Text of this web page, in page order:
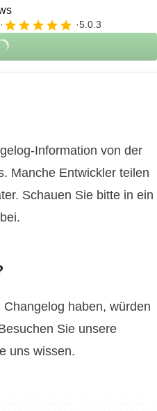
5.0.3
Information von der
Manche Entwickler teilen
Schauen Sie bitte in ein
haben, würden
Sie unsere
uns wissen.